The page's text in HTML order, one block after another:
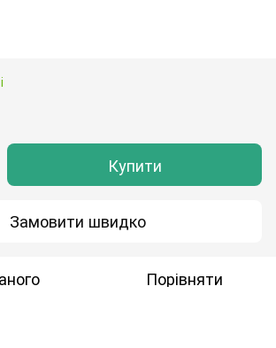
Купити
Замовити швидко
Порівняти